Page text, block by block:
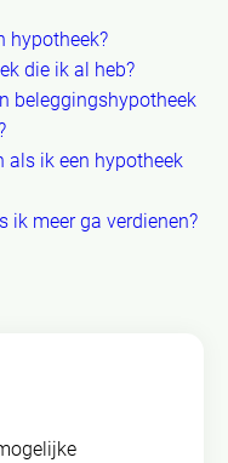
hypotheek?
die ik al heb?
beleggingshypotheek
als ik een hypotheek
ik meer ga verdienen?